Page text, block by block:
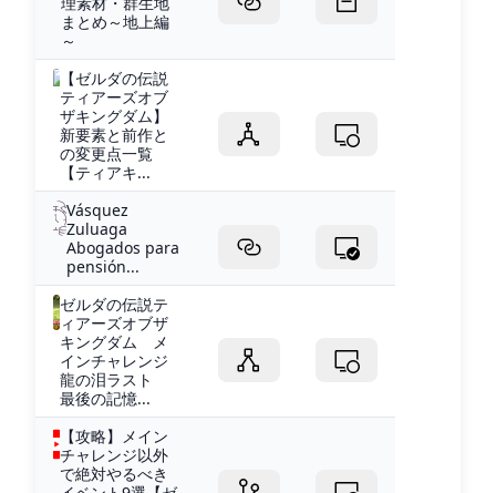
まとめ～地上編
～
【ゼルダの伝説
ティアーズオブ
ザキングダム】
新要素と前作と
の変更点一覧
【ティアキ...
Vásquez
Zuluaga
Abogados para
pensión...
ゼルダの伝説テ
ィアーズオブザ
キングダム メ
インチャレンジ
龍の泪ラスト
最後の記憶...
【攻略】メイン
チャレンジ以外
で絶対やるべき